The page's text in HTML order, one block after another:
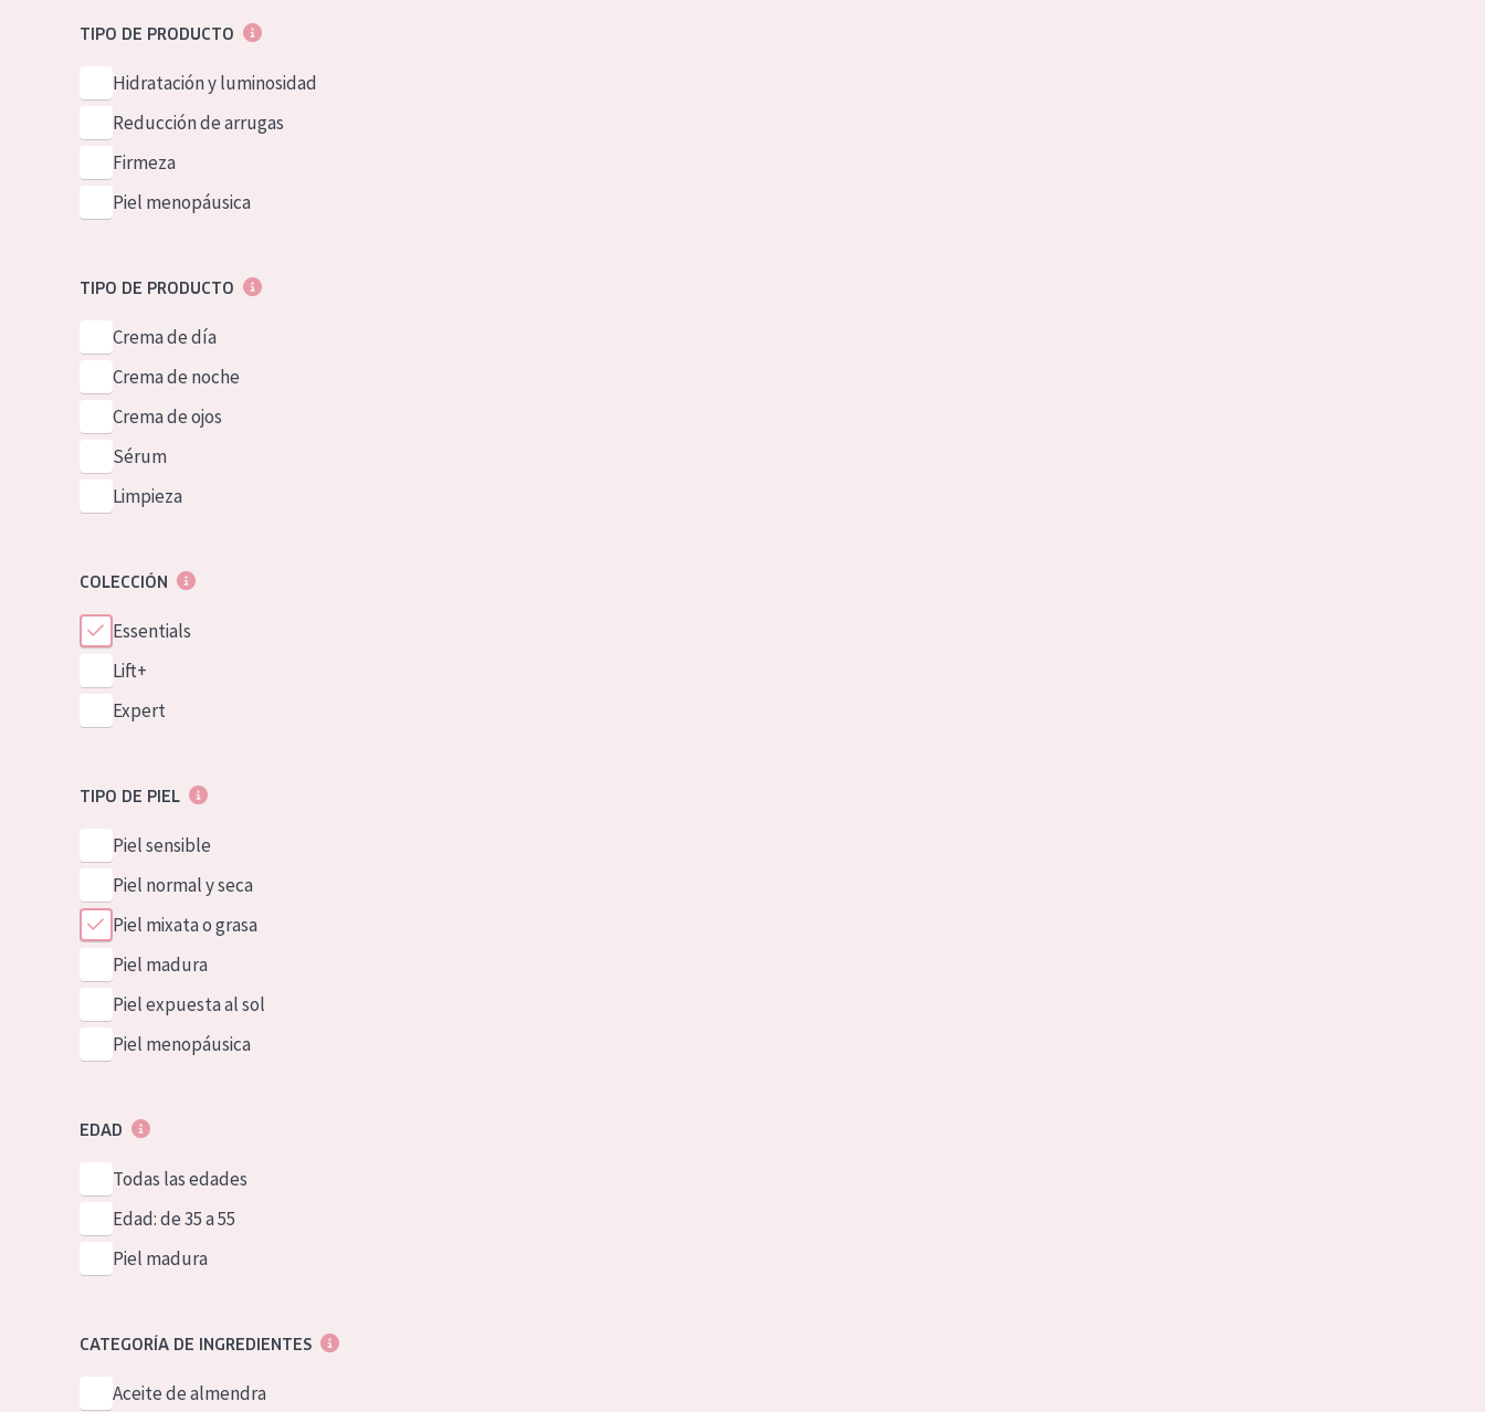
GermanTIPO DE PRODUCTO
Hidratación y luminosidad
Reducción de arrugas
Firmeza
Piel menopáusica
TIPO DE PRODUCTO
Crema de día
Crema de noche
Crema de ojos
Sérum
Limpieza
COLECCIÓN
Essentials
Lift+
Expert
TIPO DE PIEL
Piel sensible
Piel normal y seca
Piel mixata o grasa
Piel madura
Piel expuesta al sol
Piel menopáusica
EDAD
Todas las edades
Edad: de 35 a 55
Piel madura
CATEGORÍA DE INGREDIENTES
Aceite de almendra